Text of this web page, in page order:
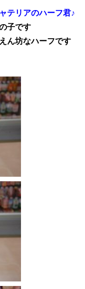
テリアのハーフ君♪
子です
ん坊なハーフです